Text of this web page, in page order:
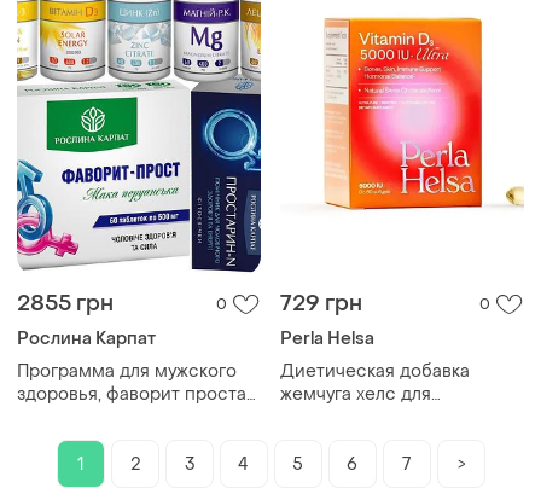
2855 грн 0
Рослина Карпат
Программа для мужского
здоровья, фаворит простат,
фитосвечи простарин n,
лецитин р.к., омега-3,
витамин д3.
729 грн 0
Perla Helsa
Диетическая добавка
жемчуга хелс для
витамином d3 5000 iu ultra,
1 2 3 4 5 6 7 >